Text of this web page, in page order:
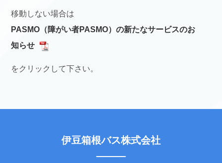
移動しない場合は
PASMO（障がい者PASMO）の新たなサービスのお
知らせ
をクリックして下さい。
伊豆箱根バス株式会社